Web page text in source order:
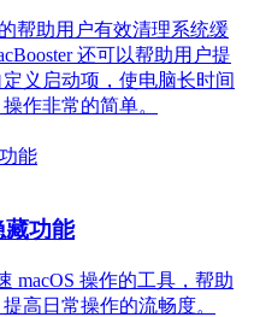
帮助用户有效清理系统缓
还可以帮助用户提
义启动项，使电脑长时间
作非常的简单。
藏功能
macOS 操作的工具，帮助
高日常操作的流畅度。